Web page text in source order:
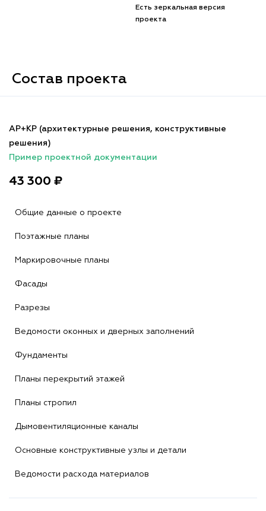
Есть зеркальная версия
проекта
Состав проекта
АР+КР (архитектурные решения, конструктивные
решения)
Пример проектной документации
43 300 ₽
Общие данные о проекте
Поэтажные планы
Маркировочные планы
Фасады
Разрезы
Ведомости оконных и дверных заполнений
Фундаменты
Планы перекрытий этажей
Планы стропил
Дымовентиляционные каналы
Основные конструктивные узлы и детали
Ведомости расхода материалов